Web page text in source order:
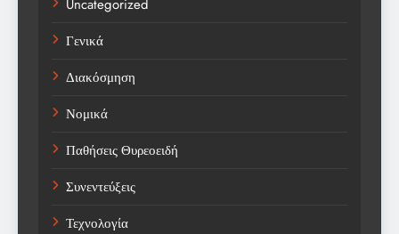
Uncategorized
Γενικά
Διακόσμηση
Νομικά
Παθήσεις Θυρεοειδή
Συνεντεύξεις
Τεχνολογία